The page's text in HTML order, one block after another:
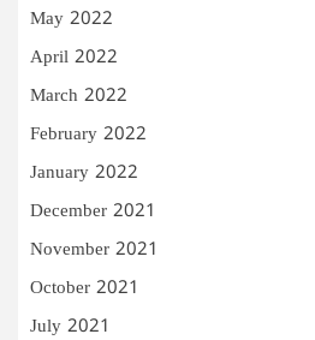
May 2022
April 2022
March 2022
February 2022
January 2022
December 2021
November 2021
October 2021
July 2021